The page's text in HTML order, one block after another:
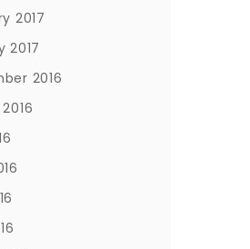
2017
2017
2016